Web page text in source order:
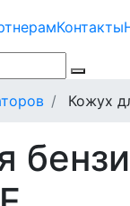
Контакты
Кожух